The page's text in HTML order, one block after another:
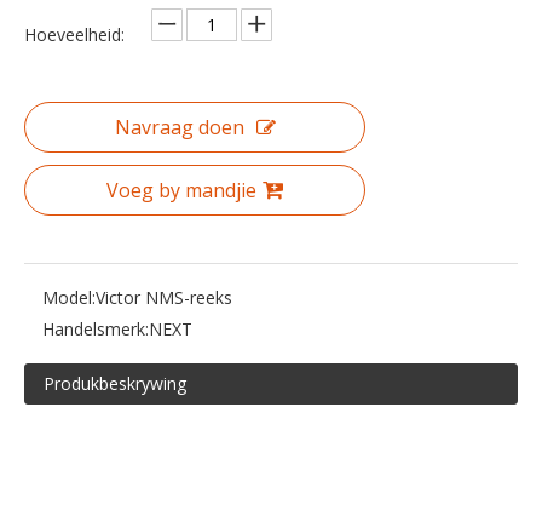
Hoeveelheid:
Navraag doen
Voeg by mandjie
Model:Victor NMS-reeks
Handelsmerk:NEXT
Produkbeskrywing